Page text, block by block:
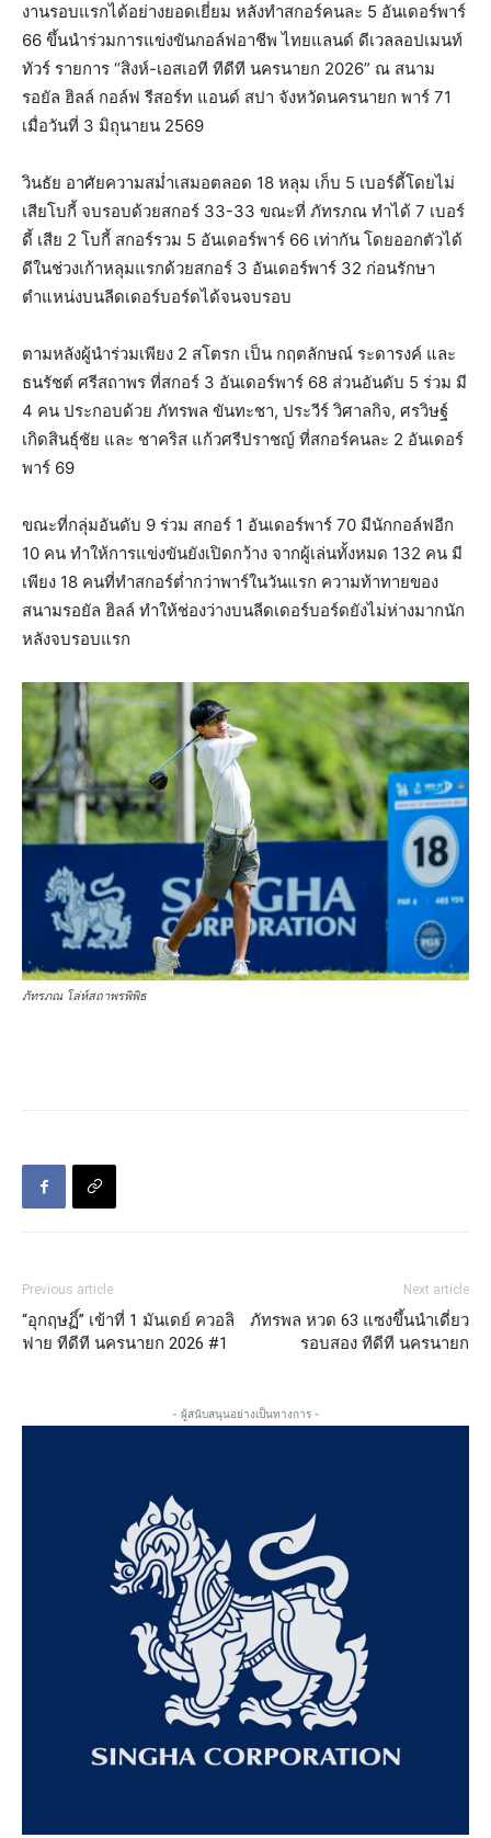
งานรอบแรกได้อย่างยอดเยี่ยม หลังทำสกอร์คนละ 5 อันเดอร์พาร์
66 ขึ้นนำร่วมการแข่งขันกอล์ฟอาชีพ ไทยแลนด์ ดีเวลลอปเมนท์
ทัวร์ รายการ “สิงห์-เอสเอที ทีดีที นครนายก 2026” ณ สนาม
รอยัล ฮิลล์ กอล์ฟ รีสอร์ท แอนด์ สปา จังหวัดนครนายก พาร์ 71
เมื่อวันที่ 3 มิถุนายน 2569
วินธัย อาศัยความสม่ำเสมอตลอด 18 หลุม เก็บ 5 เบอร์ดี้โดยไม่
เสียโบกี้ จบรอบด้วยสกอร์ 33-33 ขณะที่ ภัทรภณ ทำได้ 7 เบอร์
ดี้ เสีย 2 โบกี้ สกอร์รวม 5 อันเดอร์พาร์ 66 เท่ากัน โดยออกตัวได้
ดีในช่วงเก้าหลุมแรกด้วยสกอร์ 3 อันเดอร์พาร์ 32 ก่อนรักษา
ตำแหน่งบนลีดเดอร์บอร์ดได้จนจบรอบ
ตามหลังผู้นำร่วมเพียง 2 สโตรก เป็น กฤตลักษณ์ ระดารงค์ และ
ธนรัชต์ ศรีสถาพร ที่สกอร์ 3 อันเดอร์พาร์ 68 ส่วนอันดับ 5 ร่วม มี
4 คน ประกอบด้วย ภัทรพล ขันทะชา, ประวีร์ วิศาลกิจ, ศรวิษฐ์
เกิดสินธุ์ชัย และ ชาคริส แก้วศรีปราชญ์ ที่สกอร์คนละ 2 อันเดอร์
พาร์ 69
ขณะที่กลุ่มอันดับ 9 ร่วม สกอร์ 1 อันเดอร์พาร์ 70 มีนักกอล์ฟอีก
10 คน ทำให้การแข่งขันยังเปิดกว้าง จากผู้เล่นทั้งหมด 132 คน มี
เพียง 18 คนที่ทำสกอร์ต่ำกว่าพาร์ในวันแรก ความท้าทายของ
สนามรอยัล ฮิลล์ ทำให้ช่องว่างบนลีดเดอร์บอร์ดยังไม่ห่างมากนัก
หลังจบรอบแรก
ภัทรภณ โล่ห์สถาพรพิพิธ
Previous article
“อุกฤษฏิ์” เข้าที่ 1 มันเดย์ ควอลิ
ฟาย ทีดีที นครนายก 2026 #1
Next article
ภัทรพล หวด 63 แซงขึ้นนำเดี่ยว
รอบสอง ทีดีที นครนายก
- ผู้สนับสนุนอย่างเป็นทางการ -